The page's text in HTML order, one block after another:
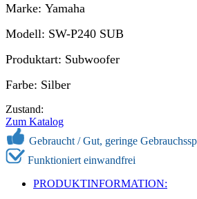
Marke: Yamaha
Modell: SW-P240 SUB
Produktart: Subwoofer
Farbe: Silber
Zustand:
Zum Katalog
Gebraucht /Gut, geringe
Funktioniert einwandfrei
PRODUKTINFORMATION: